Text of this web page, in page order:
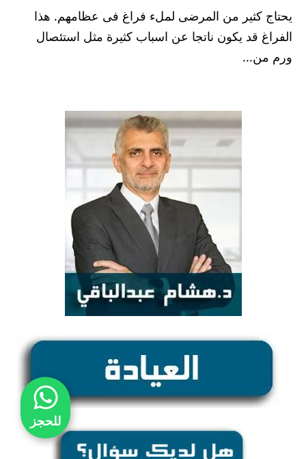
يحتاج كثير من المرضى لملء فراغ فى عظامهم. هذا
الفراغ قد يكون ناتجا عن اسباب كثيرة مثل استئصال
ورم من...
للحجز